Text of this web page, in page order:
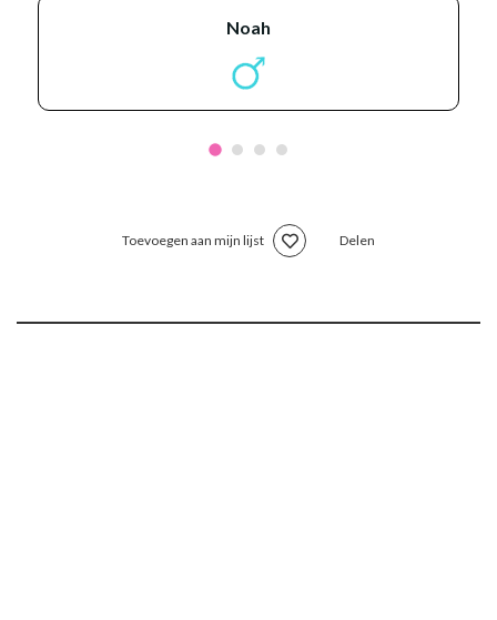
noah
Toevoegen aan mijn lijst Delen